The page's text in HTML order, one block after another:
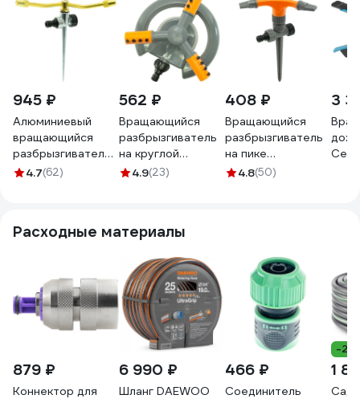
945 ₽
Алюминиевый
вращающийся
разбрызгиватель
на металлической
4.7(62)
562 ₽
Вращающийся
разбрызгиватель
на круглой
подставке
4.9(23)
408 ₽
Вращающийся
разбрызгиватель
на пике
POLYAGRO
4.8(50)
3
Расходные материалы
879 ₽
Коннектор для
6 990 ₽
Шланг DAEWOO
466 ₽
Соединитель
-
1